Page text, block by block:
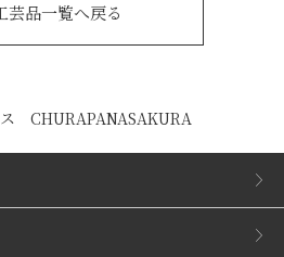
芸品一覧へ戻る
CHURAPANASAKURA